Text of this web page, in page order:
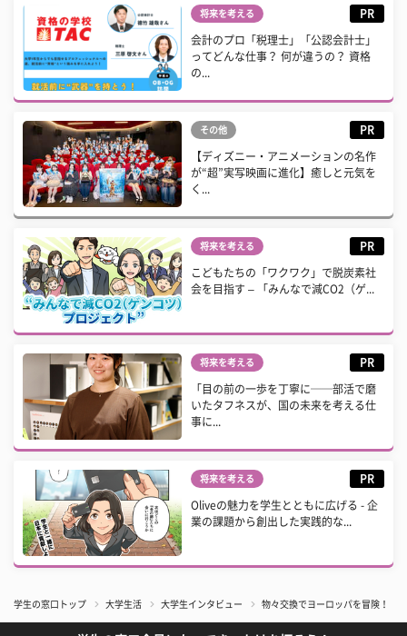
将来を考える PR
会計のプロ「税理士」「公認会計士」
ってどんな仕事？ 何が違うの？ 資格
の...
その他 PR
【ディズニー・アニメーションの名作
が“超”実写映画に進化】癒しと元気を
く...
将来を考える PR
こどもたちの「ワクワク」で脱炭素社
会を目指す – 「みんなで減CO2（ゲ...
将来を考える PR
「目の前の一歩を丁寧に──部活で磨
いたタフネスが、国の未来を考える仕
事に...
将来を考える PR
Oliveの魅力を学生とともに広げる - 企
業の課題から創出した実践的な...
学生の窓口トップ 大学生活 大学生インタビュー 物々交換でヨーロッパを冒険！ 『